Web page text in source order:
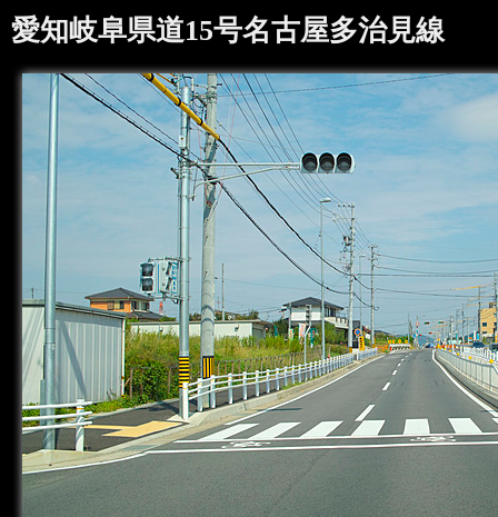
愛知岐阜県道15号名古屋多治見線